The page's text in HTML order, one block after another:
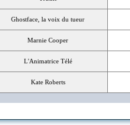
Ghostface, la voix du tueur
Marnie Cooper
L'Animatrice Télé
Kate Roberts